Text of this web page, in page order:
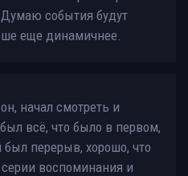
события будут
еще динамичнее.
начал смотреть и
всё, что было в первом,
перерыв, хорошо, что
воспоминания и